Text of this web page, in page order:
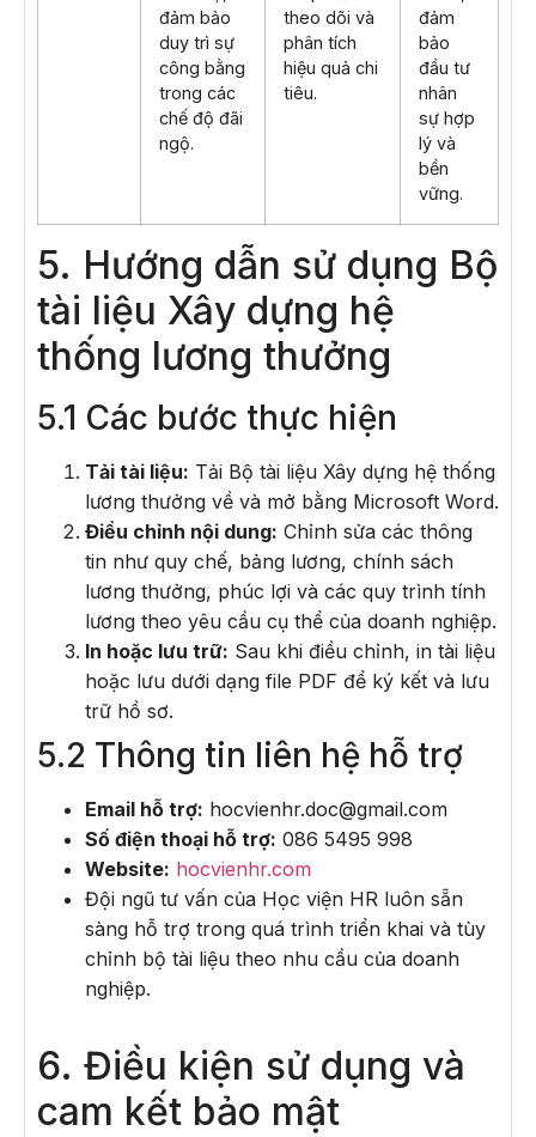
đảm bảo
duy trì sự
công bằng
trong các
chế độ đãi
ngộ.
theo dõi và
phân tích
hiệu quả chi
tiêu.
đảm
bảo
đầu tư
nhân
sự hợp
lý và
bền
vững.
5. Hướng dẫn sử dụng Bộ
tài liệu Xây dựng hệ
thống lương thưởng
5.1 Các bước thực hiện
Tải tài liệu: Tải Bộ tài liệu Xây dựng hệ thống
lương thưởng về và mở bằng Microsoft Word.
Điều chỉnh nội dung: Chỉnh sửa các thông
tin như quy chế, bảng lương, chính sách
lương thưởng, phúc lợi và các quy trình tính
lương theo yêu cầu cụ thể của doanh nghiệp.
In hoặc lưu trữ: Sau khi điều chỉnh, in tài liệu
hoặc lưu dưới dạng file PDF để ký kết và lưu
trữ hồ sơ.
5.2 Thông tin liên hệ hỗ trợ
Email hỗ trợ: hocvienhr.doc@gmail.com
Số điện thoại hỗ trợ: 086 5495 998
Website: hocvienhr.com
Đội ngũ tư vấn của Học viện HR luôn sẵn
sàng hỗ trợ trong quá trình triển khai và tùy
chỉnh bộ tài liệu theo nhu cầu của doanh
nghiệp.
6. Điều kiện sử dụng và
cam kết bảo mật